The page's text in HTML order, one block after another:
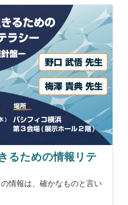
るための情報リテ
情報は、確かなものと言い